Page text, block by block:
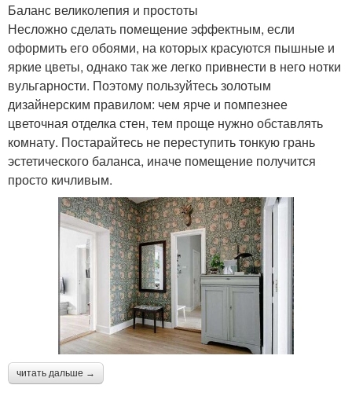
Баланс великолепия и простоты
Несложно сделать помещение эффектным, если
оформить его обоями, на которых красуются пышные и
яркие цветы, однако так же легко привнести в него нотки
вульгарности. Поэтому пользуйтесь золотым
дизайнерским правилом: чем ярче и помпезнее
цветочная отделка стен, тем проще нужно обставлять
комнату. Постарайтесь не переступить тонкую грань
эстетического баланса, иначе помещение получится
просто кичливым.
читать дальше →